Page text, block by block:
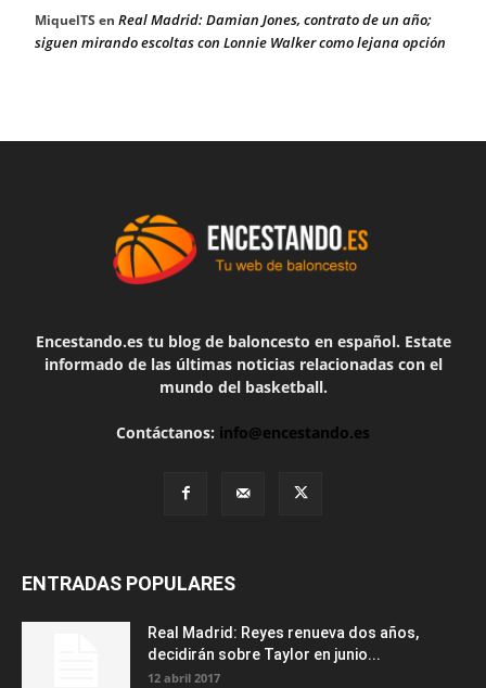
MiquelTS en Real Madrid: Damian Jones, contrato de un año;
siguen mirando escoltas con Lonnie Walker como lejana opción
Encestando.es tu blog de baloncesto en español. Estate
informado de las últimas noticias relacionadas con el
mundo del basketball.
Contáctanos: info@encestando.es
ENTRADAS POPULARES
Real Madrid: Reyes renueva dos años,
decidirán sobre Taylor en junio...
12 abril 2017